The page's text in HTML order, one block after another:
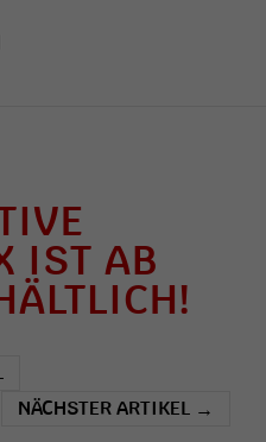
IST AB
NÄCHSTER ARTIKEL →